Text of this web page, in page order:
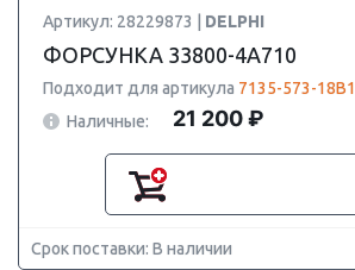
Артикул: 28229873 | DELPHI
ФОРСУНКА 33800-4A710
Подходит для артикула 7135-573-18B1
Наличные:
21 200 ₽
Срок поставки: В наличии